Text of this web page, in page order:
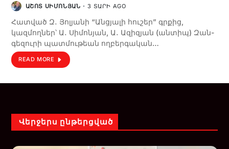
ԱՇՈՏ ՍԻՄՈՆՅԱՆ 3 ՏԱՐԻ AGO
Հատված Զ․ Յոլյանի “Անցյալի հուշեր” գրքից,
կազմողներ՝ Ա․ Սիմոնյան, Ա․ Ազիզյան (անտիպ) Զան­
գե­զու­րի պատ­մու­թեան ող­բեր­գա­կան…
READ MORE
Վերջերս ընթերցված